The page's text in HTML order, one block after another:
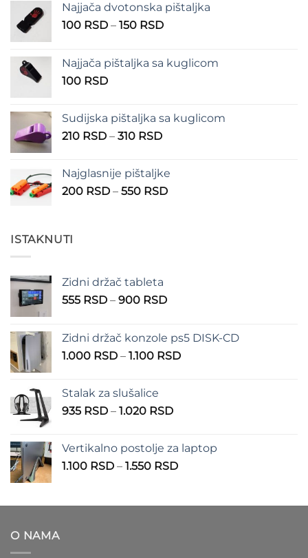
Najjača dvotonska pištaljka
100 RSD – 150 RSDRaspon
100 RSD
Najjača pištaljka sa kuglicom
100 RSD
Sudijska pištaljka sa kuglicom
210 RSD – 310 RSDRaspon
210 RSD
do
Najglasnije pištaljke
200 RSD – 550 RSDRaspon
ISTAKNUTI
Zidni držač tableta
555 RSD – 900 RSDRaspon
555 RSD
do
Zidni držač konzole ps5 DISK-CD
1.000 RSD – 1.100 RSDRaspon
Stalak za slušalice
935 RSD – 1.020 RSDRaspon
935 RSD
do
Vertikalno postolje za laptop
1.100 RSD – 1.550 RSDRaspon
1.100 RSD
O NAMA